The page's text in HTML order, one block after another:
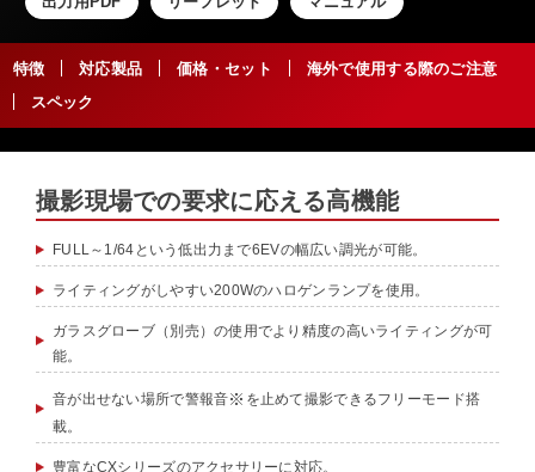
特徴 対応製品 価格・セット
海外で使用する際のご注意
スペック
撮影現場での要求に応える高機能
FULL～1/64という低出力まで6EVの幅広い調光が可能。
ライティングがしやすい200Wのハロゲンランプを使用。
ガラスグローブ（別売）の使用でより精度の高いライティングが可
能。
音が出せない場所で警報音※ を止めて撮影できるフリーモード搭
載。
豊富なCXシリーズのアクセサリーに対応。